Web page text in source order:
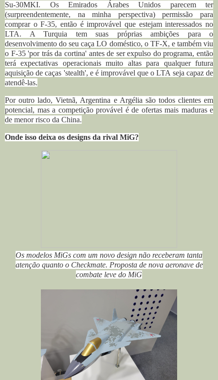
Su-30MKI. Os Emirados Árabes Unidos parecem ter
(surpreendentemente, na minha perspectiva) permissão para
comprar o F-35, então é improvável que estejam interessados no
LTA. A Turquia tem suas próprias ambições para o
desenvolvimento do seu caça LO doméstico, o TF-X, e também viu
o F-35 'por trás da cortina' antes de ser expulso do programa, então
terá expectativas operacionais muito altas para qualquer futura
aquisição de caças 'stealth', e é improvável que o LTA seja capaz de
atendê-las.
Por outro lado, Vietnã, Argentina e Argélia são todos clientes em
potencial, mas a competição provável é de ofertas mais maduras e
de menor risco da China.
Onde isso deixa os designs da rival MiG?
Os modelos MiGs com um novo design não receberam tanta
atenção quanto o Checkmate. Proposta de nova aeronave de
combate leve do MiG